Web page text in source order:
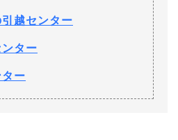
越センター
ター
ー